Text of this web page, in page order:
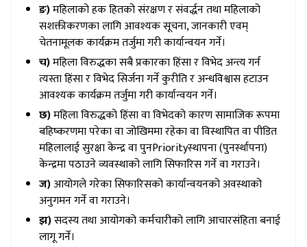
ङ)महिलाको हक हितको संरक्षण र संवर्द्धन तथा महिलाको
सशक्तीकरणका लागि आवश्यक सूचना, जानकारी एवम्
चेतनामूलक कार्यक्रम तर्जुमा गरी कार्यान्वयन गर्ने।
च)महिला विरुद्धका सबै प्रकारका हिंसा र विभेद अन्त्य गर्न
त्यस्ता हिंसा र विभेद सिर्जना गर्ने कुरीति र अन्धविश्वास हटाउन
आवश्यक कार्यक्रम तर्जुमा गरी कार्यान्वयन गर्ने।
छ)महिला विरुद्धको हिंसा वा विभेदको कारण सामाजिक रूपमा
बहिष्करणमा परेका वा जोखिममा रहेका वा विस्थापित वा पीडित
महिलालाई सुरक्षा केन्द्र वा पुनPriorityस्थापना (पुनर्स्थापना)
केन्द्रमा पठाउने व्यवस्थाको लागि सिफारिस गर्ने वा गराउने।
ज)आयोगले गरेका सिफारिसको कार्यान्वयनको अवस्थाको
अनुगमन गर्ने वा गराउने।
झ)सदस्य तथा आयोगको कर्मचारीको लागि आचारसंहिता बनाई
लागू गर्ने।